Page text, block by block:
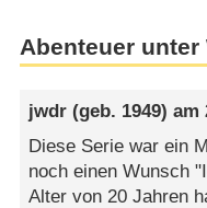
Abenteuer
jwdr (geb. 1949) am
Diese Serie war ein
noch einen Wunsch
Alter von 20 Jahren